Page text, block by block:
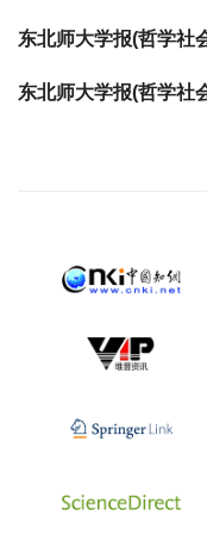
东北师大学报(哲学社
东北师大学报(哲学社